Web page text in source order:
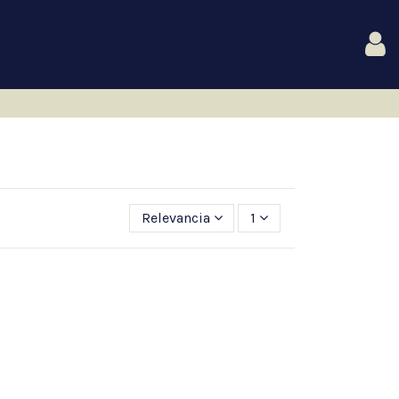
Relevancia 1